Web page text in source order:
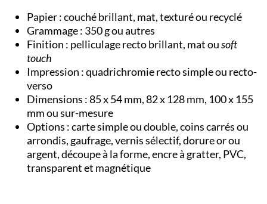
Papier : couché brillant, mat, texturé ou recyclé
Grammage : 350 g ou autres
Finition : pelliculage recto brillant, mat ousoft
touch
Impression : quadrichromie recto simple ou recto-
verso
Dimensions : 85 x 54 mm, 82 x 128 mm, 100 x 155
mm ou sur-mesure
Options : carte simple ou double, coins carrés ou
arrondis, gaufrage, vernis sélectif, dorure or ou
argent, découpe à la forme, encre à gratter, PVC,
transparent et magnétique